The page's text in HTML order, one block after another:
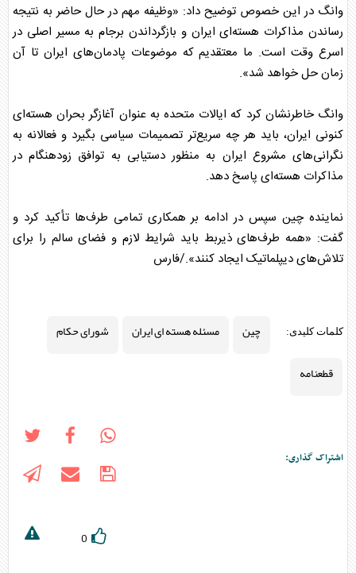
وانگ در این خصوص توضیح داد: «وظیفه مهم در حال حاضر به نتیجه
رساندن مذاکرات هسته‌ای ایران و بازگرداندن برجام به مسیر اصلی در
اسرع وقت است. ما معتقدیم که موضوعات پادمان‌های ایران تا آن
زمان حل خواهد شد».
وانگ خاطرنشان کرد که ایالات متحده به عنوان آغازگر بحران هسته‌ای
کنونی ایران، باید هر چه سریع‌تر تصمیمات سیاسی بگیرد و فعالانه به
نگرانی‌های مشروع ایران به منظور دستیابی به توافق زودهنگام در
مذاکرات هسته‌ای پاسخ دهد.
نمایندهچینسپس در ادامه بر همکاری تمامی طرف‌ها تأکید کرد و
گفت: «همه طرف‌های ذیربط باید شرایط لازم و فضای سالم را برای
تلاش‌های دیپلماتیک ایجاد کنند»./فارس
کلمات کلیدی: چین مسئله هسته ای ایران
شورای حکام
قطعنامه
اشتراک گذاری:
0